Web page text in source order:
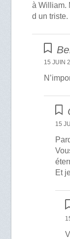
à William.
d un triste.
15 JUIN
15
Et